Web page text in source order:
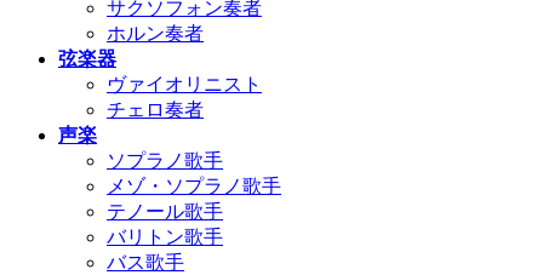
サクソフォン奏者
ホルン奏者
弦楽器
ヴァイオリニスト
チェロ奏者
声楽
ソプラノ歌手
メゾ・ソプラノ歌手
テノール歌手
バリトン歌手
バス歌手